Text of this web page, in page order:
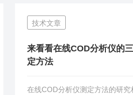
尽量使用10ul取样器，这样不但
能够防止水滴粘附。同样地，取
也有类似的问题，取放完毕后应
池打开的时间。3、磁性搅拌速度
技术文章
来看看在线COD分析仪的
定方法
在线COD分析仪测定方法的研究